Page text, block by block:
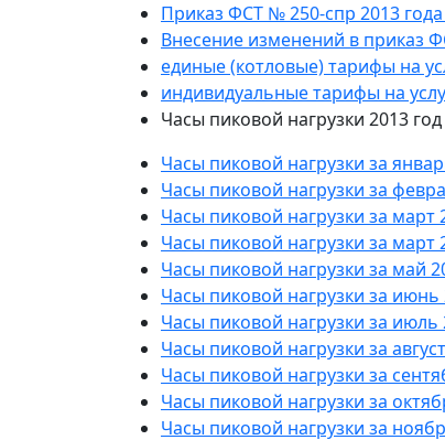
Приказ ФСТ № 250-спр 2013
Внесение изменений в приказ
единые (котловые) тарифы на
индивидуальные тарифы на
Часы пиковой нагрузки 2013 год
Часы пиковой нагрузки за
Часы пиковой нагрузки за
Часы пиковой нагрузки за март
Часы пиковой нагрузки за март
Часы пиковой нагрузки за май
Часы пиковой нагрузки за июнь
Часы пиковой нагрузки за июль
Часы пиковой нагрузки за
Часы пиковой нагрузки за
Часы пиковой нагрузки за
Часы пиковой нагрузки за